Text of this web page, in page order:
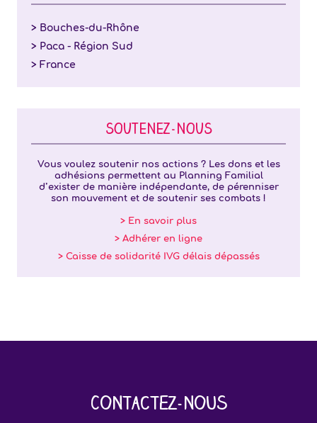
> Bouches-du-Rhône
> Paca - Région Sud
> France
SOUTENEZ-NOUS
Vous voulez soutenir nos actions ? Les dons et les
adhésions permettent au Planning Familial
d’exister de manière indépendante, de pérenniser
son mouvement et de soutenir ses combats !
> En savoir plus
> Adhérer en ligne
> Caisse de solidarité IVG délais dépassés
Contactez-nous